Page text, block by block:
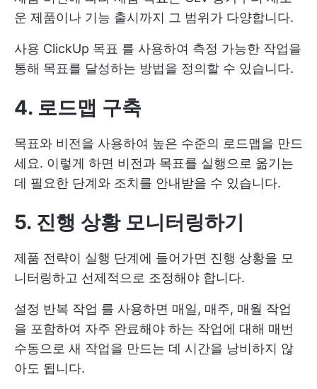
운 제품이나 기능 출시까지 그 범위가 다양합니다.
사용 ClickUp 목표 를 사용하여 측정 가능한 작업을
통해 목표를 달성하는 방법을 정의할 수 있습니다.
4. 로드맵 구축
목표와 비전을 사용하여 높은 수준의 로드맵을 만드
세요. 이렇게 하면 비전과 목표를 실행으로 옮기는
데 필요한 단계와 조치를 안내받을 수 있습니다.
5. 진행 상황 모니터링하기
제품 전략이 실행 단계에 들어가면 진행 상황을 모
니터링하고 선제적으로 조정해야 합니다.
설정 반복 작업 를 사용하면 매일, 매주, 매월 작업
을 포함하여 자주 완료해야 하는 작업에 대해 매번
수동으로 새 작업을 만드는 데 시간을 낭비하지 않
아도 됩니다.